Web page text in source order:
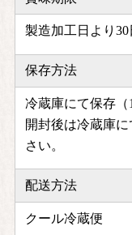
製造加工日より30
保存方法
冷蔵庫にて保存（
開封後は冷蔵庫
さい。
配送方法
クール冷蔵便